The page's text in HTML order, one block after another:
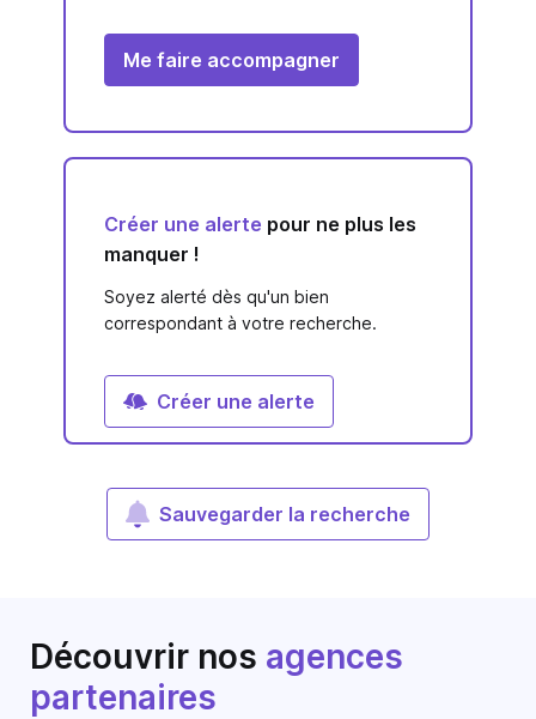
Me faire accompagner
Créer une alerte pour ne plus les
manquer !
Soyez alerté dès qu'un bien
correspondant à votre recherche.
Créer une alerte
Sauvegarder la recherche
Découvrir nos agences
partenaires